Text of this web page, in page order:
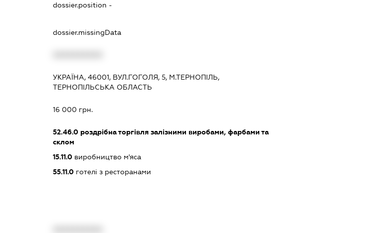
dossier.position -
dossier.missingData
УКРАЇНА, 46001, ВУЛ.ГОГОЛЯ, 5, М.ТЕРНОПІЛЬ,
ТЕРНОПІЛЬСЬКА ОБЛАСТЬ
16 000 грн.
52.46.0роздрібна торгівля залізними виробами, фарбами та
склом
15.11.0виробництво м'яса
55.11.0готелі з ресторанами